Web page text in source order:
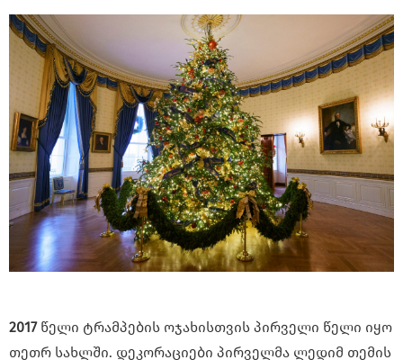
2017წელი ტრამპების ოჯახისთვის პირველი წელი იყო
თეთრ სახლში. დეკორაციები პირველმა ლედიმ თემის